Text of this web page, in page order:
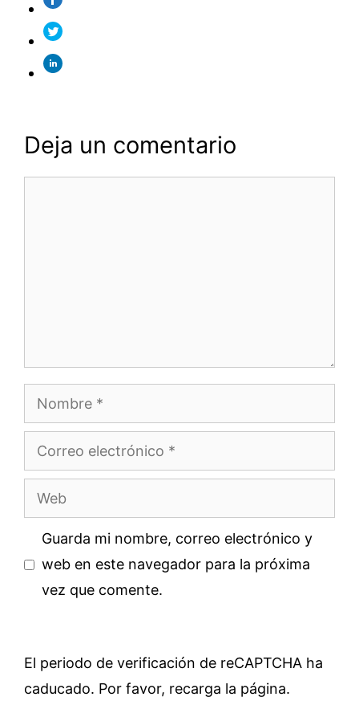
Deja un comentario
Nombre
Correo
electrónico
Web
Guarda mi nombre, correo electrónico y
web en este navegador para la próxima
vez que comente.
El periodo de verificación de reCAPTCHA ha
caducado. Por favor, recarga la página.